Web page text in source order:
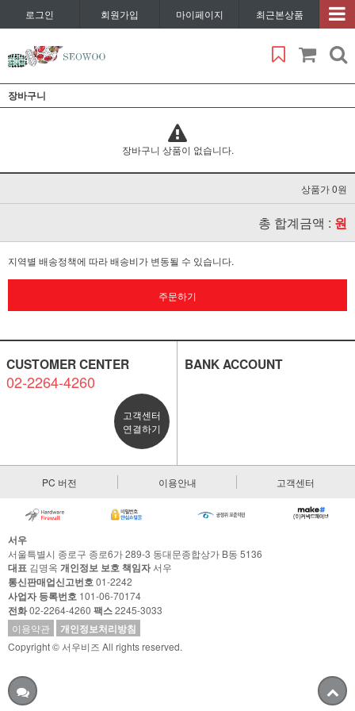
로그인 회원가입 마이페이지 최근본상품
장바구니
장바구니 상품이 없습니다.
상품가 0원
총 합계금액 : 원
지역별 배송정책에 따라 배송비가 변동될 수 있습니다.
주문하기
CUSTOMER CENTER
02-2264-4260
고객센터
연결하기
BANK ACCOUNT
PC 버전 이용안내 고객센터
서우
서울특별시 종로구 종로6가 289-3 동대문종합상가 B동 5136
대표 김명옥 개인정보 보호 책임자서우
통신판매업신고번호01-2242
사업자 등록번호 101-06-70174
전화02-2264-4260 팩스2245-3033
이용약관
개인정보처리방침
Copyright © 서우비즈 All rights reserved.